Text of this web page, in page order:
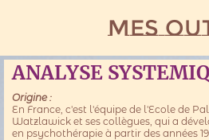
Mes
ANALYSE
Origine :
En France, c'est l'équipe de l'Ecole de
Watzlawick et ses collègues, qui a
en psychothérapie à partir des années